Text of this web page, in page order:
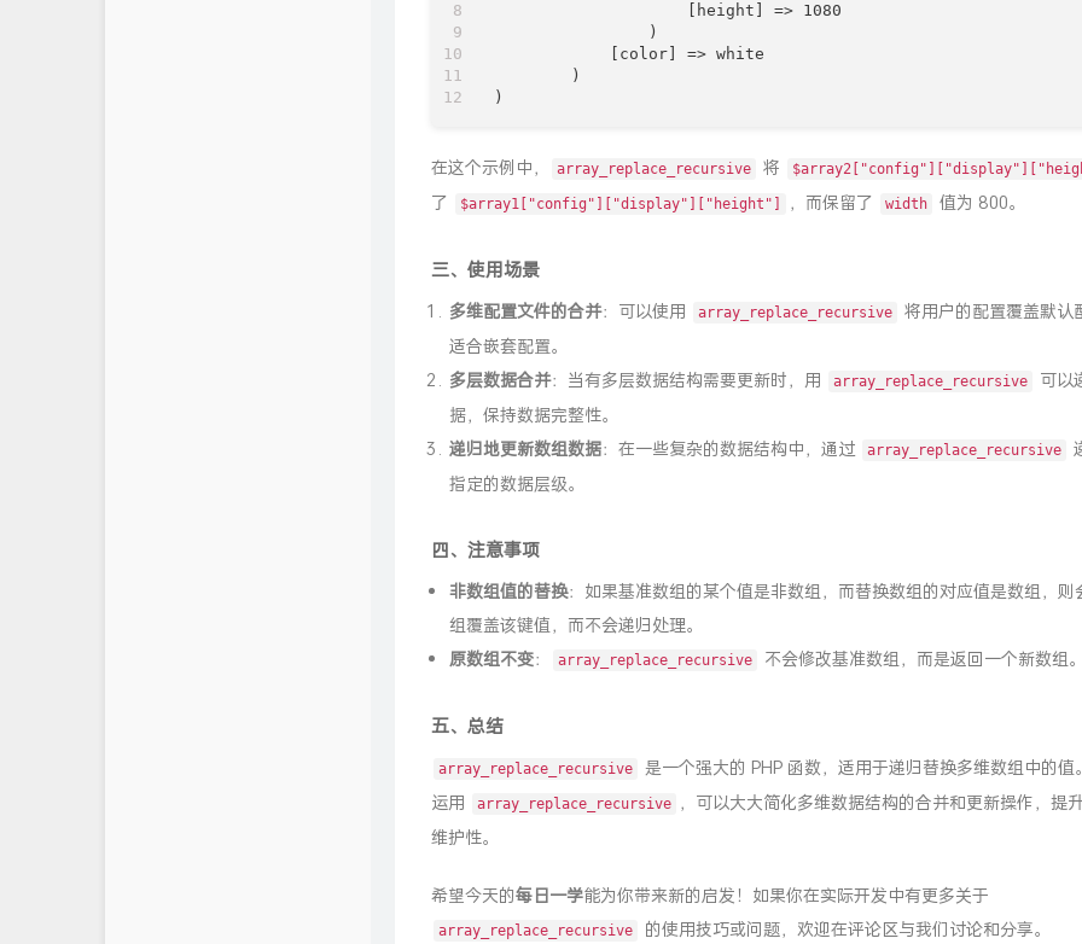
                    [height] => 1080
                )
            [color] => white
        )
在这个示例中， array_replace_recursive 将
了 $array1["config"]["display"]["height"] ，而保留了 width 值为 800。
三、使用场景
多维配置文件的合并：可以使用 array_replace_recursive
将用户的配置覆盖默认
适合嵌套配置。
多层数据合并：当有多层数据结构需要更新时，用 array_replace_recursive
可以
据，保持数据完整性。
递归地更新数组数据：在一些复杂的数据结构中，通过 array_replace_recursive
指定的数据层级。
四、注意事项
非数组值的替换：如果基准数组的某个值是非数组，而替换数组的对应值是数组，则
组覆盖该键值，而不会递归处理。
原数组不变： array_replace_recursive 不会修改基准数组，而是返回一个新数组
五、总结
array_replace_recursive
是一个强大的 PHP 函数，适用于递归替换多维数组中的值
运用
array_replace_recursive
，可以大大简化多维数据结构的合并和更新操作，提
维护性。
希望今天的每日一学能为你带来新的启发！如果你在实际开发中有更多关于
array_replace_recursive 的使用技巧或问题，欢迎在评论区与我们讨论和分享。